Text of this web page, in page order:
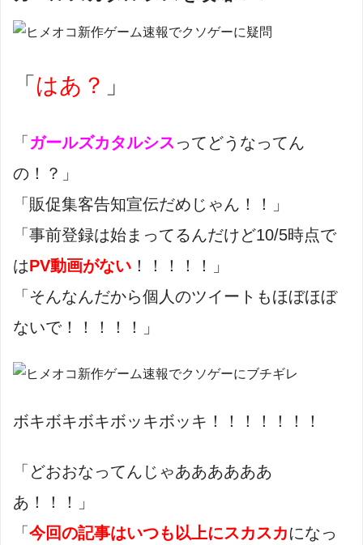
「 はあ？ 」
「 ガールズカタルシスってどうなってん
の！？」
「販促集客告知宣伝だめじゃん！！」
「事前登録は始まってるんだけど10/5時点で
はPV動画がない ！！！！！」
「そんなんだから個人のツイートもほぼほぼ
ないで！！！！！」
ボキボキボキボッキボッキ！！！！！！！
「どおおなってんじゃああああああ
あ！！！」
「 今回の記事はいつも以上にスカスカになっ